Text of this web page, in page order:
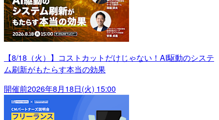
【8/18（火）】コストカットだけじゃない！AI駆動のシステ
ム刷新がもたらす本当の効果
開催前2026年8月18日(火) 15:00